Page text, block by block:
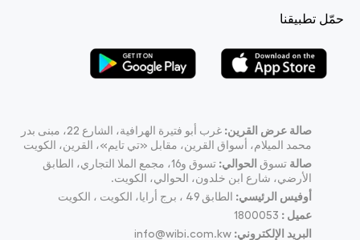
حمّل تطبيقنا
صالة عرض القرين:
غرب أبو فتيرة الهرافية، الشارع 22، مبنى بدر
محمد الميلام، أسواق القرين، مقابل «تي تايم»، القرين، الكويت
صالة تسوق الحوالي:
تسوق و16، مجمع الملا التجاري، الطابق
الأرضي، شارع ابن خلدون، الحوالي، الكويت.
أوفيس الرئيسي: الطابق 49 ، برج أرايا، الكويت ، الكويت
عميل : 1800053
البريد الإلكتروني: info@wibi.com.kw